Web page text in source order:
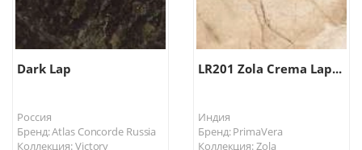
Dark Lap
Россия
Бренд: Atlas Concorde Russia
Коллекция: Victory
LR201 Zola Crema Lap...
Индия
Бренд: PrimaVera
Коллекция: Zola